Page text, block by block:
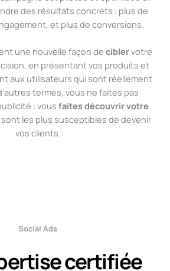
des résultats concrets : plus de
et plus de conversions.
une nouvelle façon de ciblervotre
en présentant vos produits et
aux utilisateurs qui sont réellement
termes, vous ne faites pas
: vous faites découvrir votre
les plus susceptibles de devenir
vos clients.
Social Ads
certifiée